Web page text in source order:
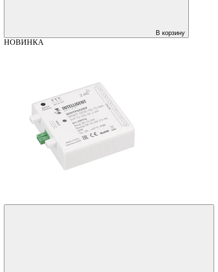
В корзину
НОВИНКА